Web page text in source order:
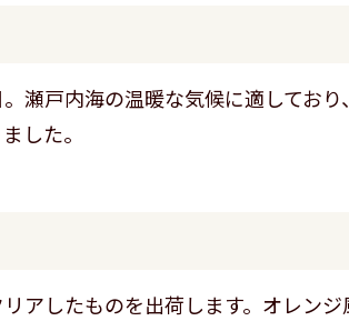
瀬戸内海の温暖な気候に適しており
した。
アしたものを出荷します。オレンジ